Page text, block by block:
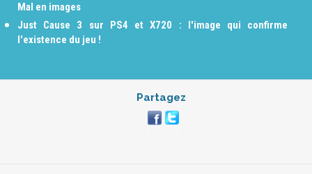
Mal en images
Just Cause 3 sur PS4 et X720 : l'image qui confirme
l'existence du jeu !
Partagez